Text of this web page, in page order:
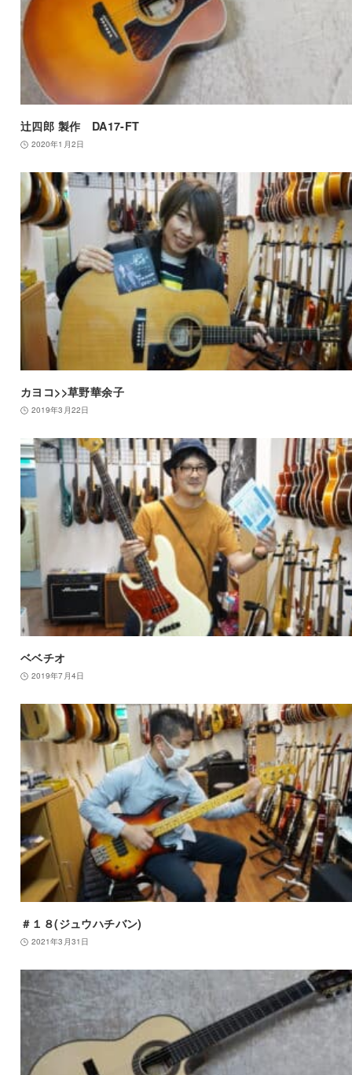
辻四郎 製作 DA17-FT
2020年1月2日
カヨコ>>草野華余子
2019年3月22日
ベベチオ
2019年7月4日
＃１８(ジュウハチバン)
2021年3月31日